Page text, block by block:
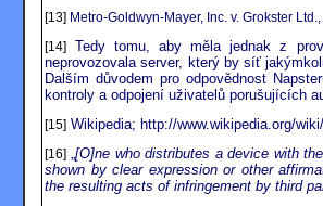
[13] Metro-Goldwyn-Mayer, Inc. v. Grokster Ltd.,
[14]
Tedy tomu, aby měla jednak z
neprovozovala server, který by síť
Dalším důvodem pro odpovědnost
kontroly a odpojení uživatelů porušujících
[15] Wikipedia; http://www.wikipedia.org/
[16] „[O]ne who distributes a device with
shown by clear expression or other
the resulting acts of infringement by third